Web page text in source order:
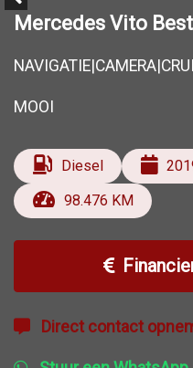
Mercedes Vito
MOOI
Diesel
98.476 KM
Direct contact